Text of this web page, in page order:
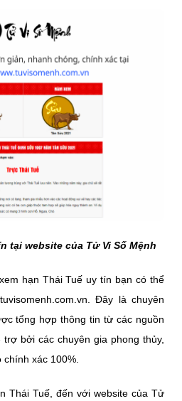
tại website của Tử Vi Số Mệnh
hạn Thái Tuế uy tín bạn có thể
Đây là chuyên
tổng hợp thông tin từ các nguồn
bởi các chuyên gia phong thủy,
xác 100%.
Thái Tuế, đến với website của Tử